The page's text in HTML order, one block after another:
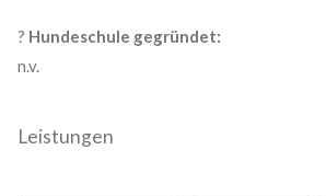
? Hundeschule gegründet:
n.v.
Leistungen